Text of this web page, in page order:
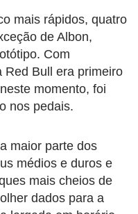
mais rápidos, quatro
de Albon,
Com
Red Bull era primeiro
momento, foi
nos pedais.
maior parte dos
médios e duros e
mais cheios de
dados para a